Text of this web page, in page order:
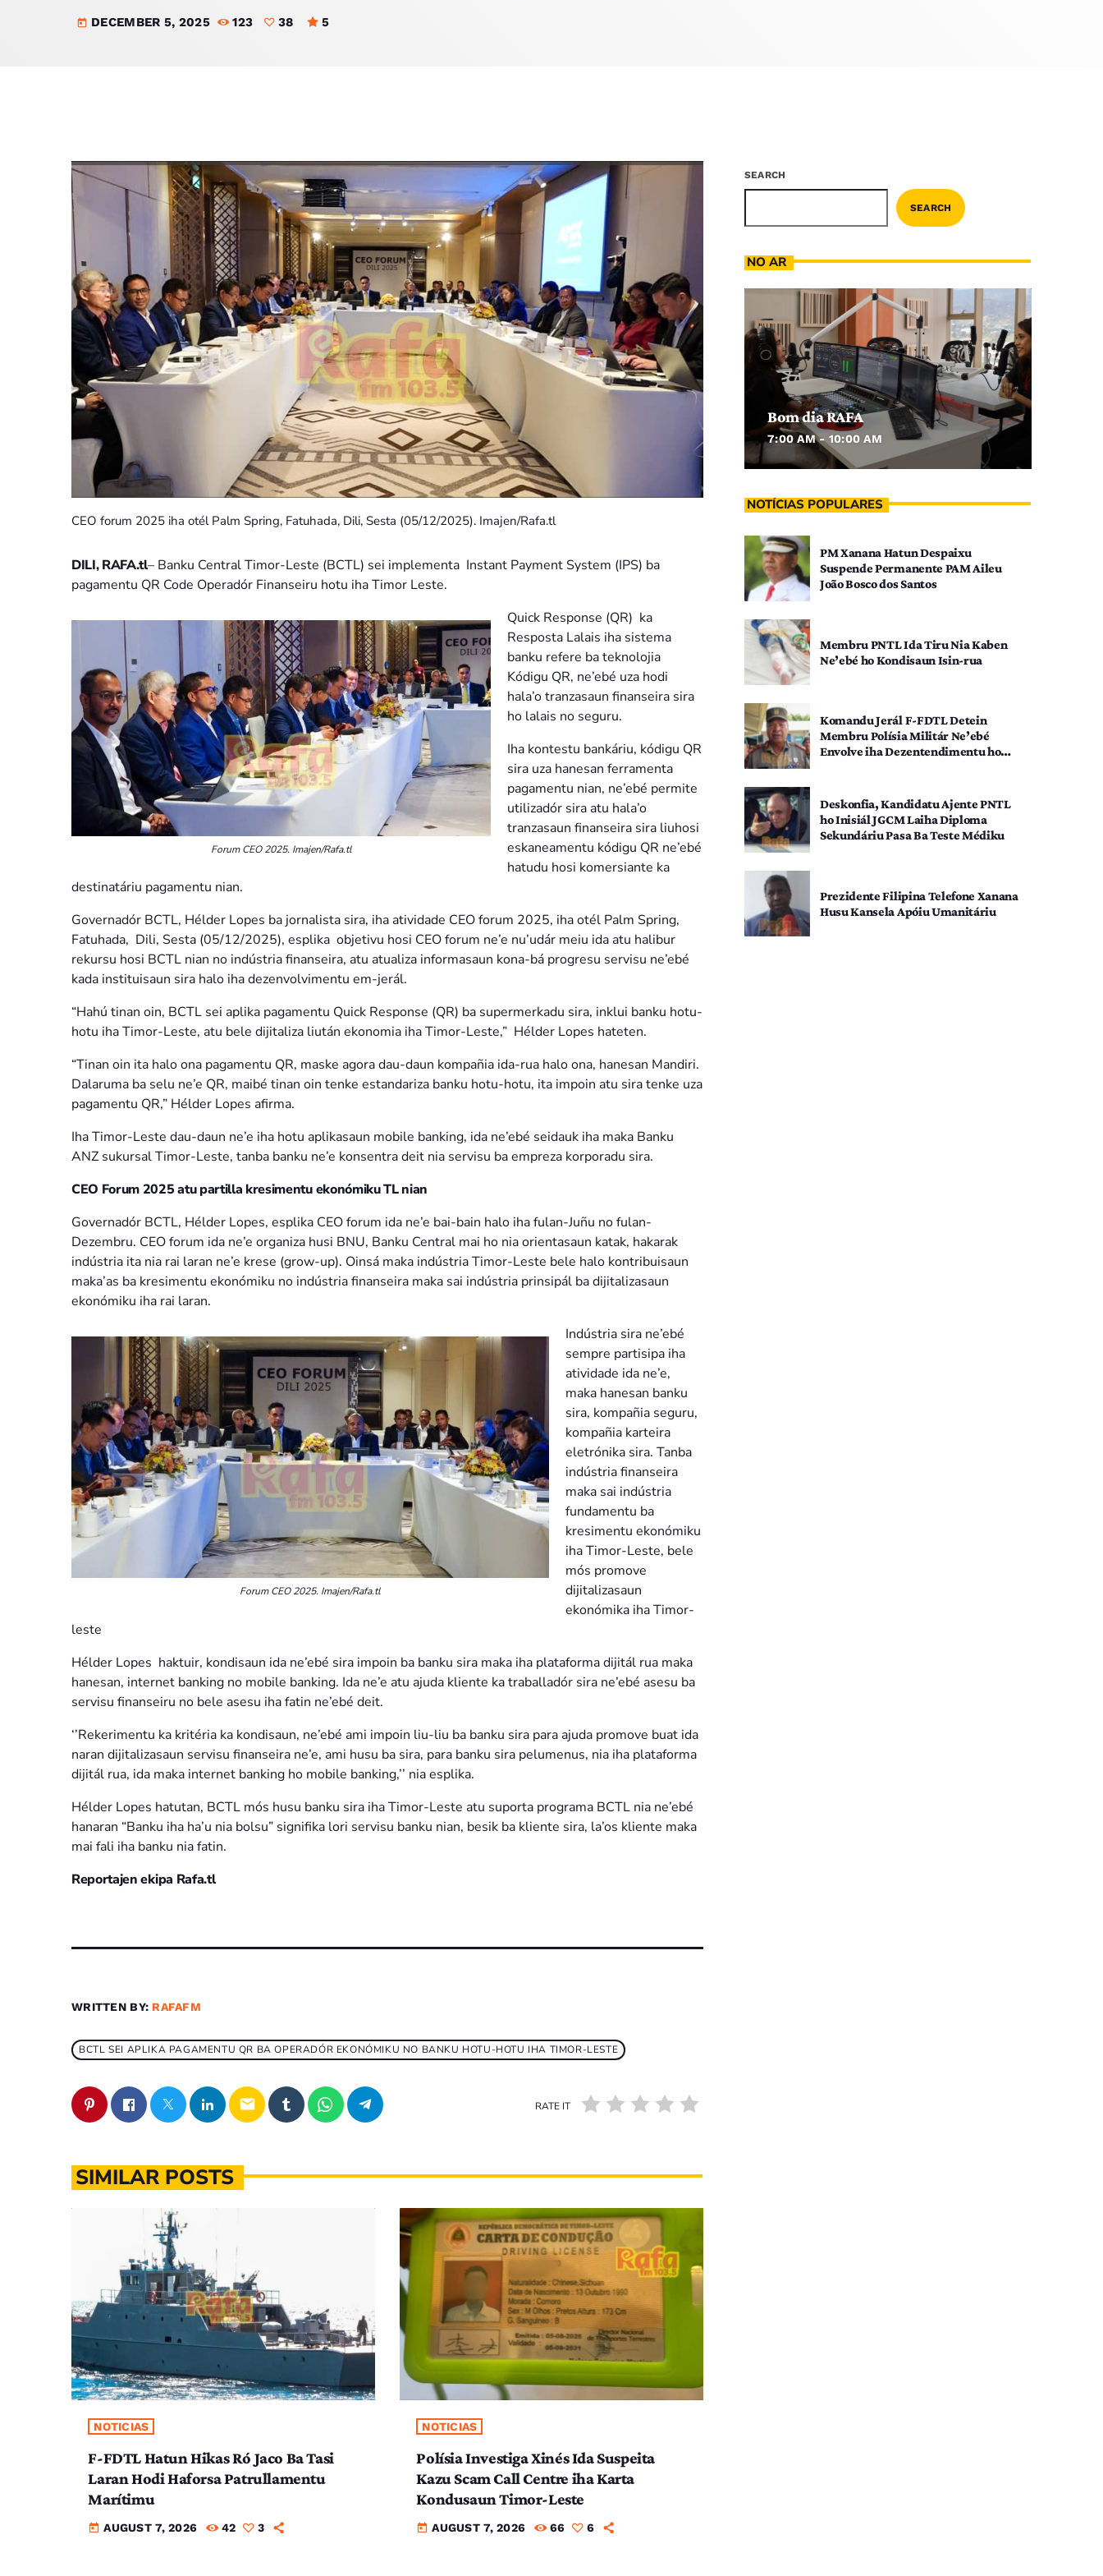
today DECEMBER 5, 2025 123 38 5
CEO forum 2025 iha otél Palm Spring, Fatuhada, Dili, Sesta (05/12/2025). Imajen/Rafa.tl
DILI, RAFA.tl– Banku Central Timor-Leste (BCTL) sei implementa Instant Payment System (IPS) ba
pagamentu QR Code Operadór Finanseiru hotu iha Timor Leste.
Forum CEO 2025. Imajen/Rafa.tl
Quick Response (QR) ka
Resposta Lalais iha sistema
banku refere ba teknolojia
Kódigu QR, ne’ebé uza hodi
hala’o tranzasaun finanseira sira
ho lalais no seguru.
Iha kontestu bankáriu, kódigu QR
sira uza hanesan ferramenta
pagamentu nian, ne’ebé permite
utilizadór sira atu hala’o
tranzasaun finanseira sira liuhosi
eskaneamentu kódigu QR ne’ebé
hatudu hosi komersiante ka
destinatáriu pagamentu nian.
Governadór BCTL, Hélder Lopes ba jornalista sira, iha atividade CEO forum 2025, iha otél Palm Spring,
Fatuhada, Dili, Sesta (05/12/2025), esplika objetivu hosi CEO forum ne’e nu’udár meiu ida atu halibur
rekursu hosi BCTL nian no indústria finanseira, atu atualiza informasaun kona-bá progresu servisu ne’ebé
kada instituisaun sira halo iha dezenvolvimentu em-jerál.
“Hahú tinan oin, BCTL sei aplika pagamentu Quick Response (QR) ba supermerkadu sira, inklui banku hotu-
hotu iha Timor-Leste, atu bele dijitaliza liután ekonomia iha Timor-Leste,” Hélder Lopes hateten.
“Tinan oin ita halo ona pagamentu QR, maske agora dau-daun kompañia ida-rua halo ona, hanesan Mandiri.
Dalaruma ba selu ne’e QR, maibé tinan oin tenke estandariza banku hotu-hotu, ita impoin atu sira tenke uza
pagamentu QR,” Hélder Lopes afirma.
Iha Timor-Leste dau-daun ne’e iha hotu aplikasaun mobile banking, ida ne’ebé seidauk iha maka Banku
ANZ sukursal Timor-Leste, tanba banku ne’e konsentra deit nia servisu ba empreza korporadu sira.
CEO Forum 2025 atu partilla kresimentu ekonómiku TL nian
Governadór BCTL, Hélder Lopes, esplika CEO forum ida ne’e bai-bain halo iha fulan-Juñu no fulan-
Dezembru. CEO forum ida ne’e organiza husi BNU, Banku Central mai ho nia orientasaun katak, hakarak
indústria ita nia rai laran ne’e krese (grow-up). Oinsá maka indústria Timor-Leste bele halo kontribuisaun
maka’as ba kresimentu ekonómiku no indústria finanseira maka sai indústria prinsipál ba dijitalizasaun
ekonómiku iha rai laran.
Forum CEO 2025. Imajen/Rafa.tl
Indústria sira ne’ebé
sempre partisipa iha
atividade ida ne’e,
maka hanesan banku
sira, kompañia seguru,
kompañia karteira
eletrónika sira. Tanba
indústria finanseira
maka sai indústria
fundamentu ba
kresimentu ekonómiku
iha Timor-Leste, bele
mós promove
dijitalizasaun
ekonómika iha Timor-
leste
Hélder Lopes haktuir, kondisaun ida ne’ebé sira impoin ba banku sira maka iha plataforma dijitál rua maka
hanesan, internet banking no mobile banking. Ida ne’e atu ajuda kliente ka traballadór sira ne’ebé asesu ba
servisu finanseiru no bele asesu iha fatin ne’ebé deit.
‘’Rekerimentu ka kritéria ka kondisaun, ne’ebé ami impoin liu-liu ba banku sira para ajuda promove buat ida
naran dijitalizasaun servisu finanseira ne’e, ami husu ba sira, para banku sira pelumenus, nia iha plataforma
dijitál rua, ida maka internet banking ho mobile banking,’’ nia esplika.
Hélder Lopes hatutan, BCTL mós husu banku sira iha Timor-Leste atu suporta programa BCTL nia ne’ebé
hanaran “Banku iha ha’u nia bolsu” signifika lori servisu banku nian, besik ba kliente sira, la’os kliente maka
mai fali iha banku nia fatin.
Reportajen ekipa Rafa.tl
WRITTEN BY: RAFAFM
BCTL SEI APLIKA PAGAMENTU QR BA OPERADÓR EKONÓMIKU NO BANKU HOTU-HOTU IHA TIMOR-LESTE
email RATE IT
SIMILAR POSTS
NOTICIAS
F-FDTL Hatun Hikas Ró Jaco Ba Tasi
Laran Hodi Haforsa Patrullamentu
Marítimu
today AUGUST 7, 2026 42 3
NOTICIAS
Polísia Investiga Xinés Ida Suspeita
Kazu Scam Call Centre iha Karta
Kondusaun Timor-Leste
today AUGUST 7, 2026 66 6
SEARCH
SEARCH
NO AR
Bom dia RAFA
7:00 AM - 10:00 AM
NOTÍCIAS POPULARES
PM Xanana Hatun Despaixu
Suspende Permanente PAM Aileu
João Bosco dos Santos
Membru PNTL Ida Tiru Nia Kaben
Ne’ebé ho Kondisaun Isin-rua
Komandu Jerál F-FDTL Detein
Membru Polísia Militár Ne’ebé
Envolve iha Dezentendimentu ho
Deskonfia, Kandidatu Ajente PNTL
ho Inisiál JGCM Laiha Diploma
Sekundáriu Pasa Ba Teste Médiku
Prezidente Filipina Telefone Xanana
Husu Kansela Apóiu Umanitáriu